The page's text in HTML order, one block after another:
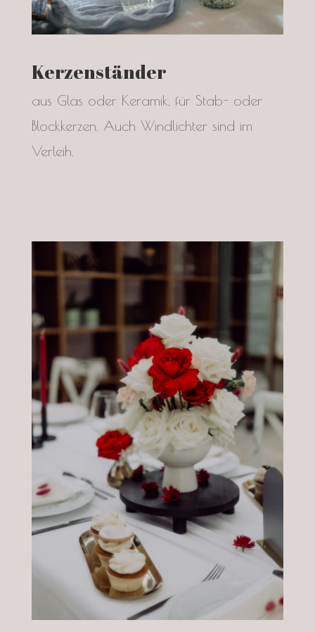
Kerzenständer
aus Glas oder Keramik, für Stab- oder
Blockkerzen. Auch Windlichter sind im
Verleih.